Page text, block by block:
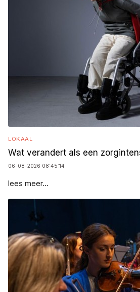
LOKAAL
Wat verandert als een
06-08-2026 08:45:14
lees meer...